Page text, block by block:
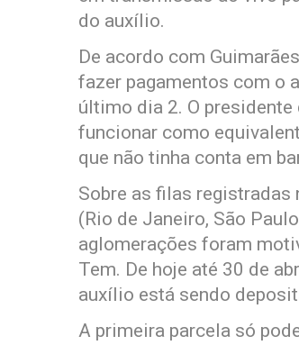
do auxílio.
De acordo com
fazer pagamentos com o
último dia 2. O
funcionar como
que não tinha conta em
Sobre as filas registradas
(Rio de Janeiro, São
aglomerações foram
Tem. De hoje até 30 de
auxílio está sendo
A primeira parcela só